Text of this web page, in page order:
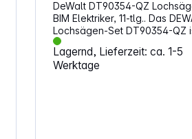
DeWalt DT90354-QZ
BIM Elektriker, 11-tlg.. Das
Lochsägen-Set DT90354-QZ
teiliges Bi-Metall-Set speziell
Elektriker, ideal für präzise
in Elektroinstallationen. Es
Lagernd, Lieferzeit: ca. 1-5
Werktage